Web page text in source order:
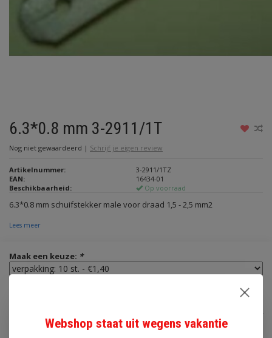
6.3*0.8 mm 3-2911/1T
Nog niet gewaardeerd | Schrijf je eigen review
Artikelnummer:
3-2911/1TZ
EAN:
16434-01
Beschikbaarheid:
Op voorraad
6.3*0.8 mm schuifstekker male voor draad 1,5 - 2,5 mm2
Lees meer
Maak een keuze: *
€1,40
Webshop staat uit wegens vakantie